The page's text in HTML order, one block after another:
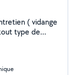
( vidange
type de
plaquettes,..)